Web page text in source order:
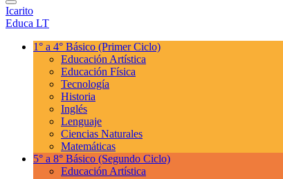
Icarito
Educa LT
1° a 4° Básico (Primer Ciclo)
Educación Artística
Educación Física
Tecnología
Historia
Inglés
Lenguaje
Ciencias Naturales
Matemáticas
5° a 8° Básico (Segundo Ciclo)
Educación Artística